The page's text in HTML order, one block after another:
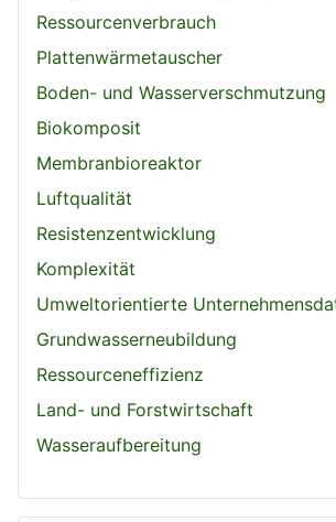
Ressourcenverbrauch
Plattenwärmetauscher
Boden- und Wasserverschmutzung
Biokomposit
Membranbioreaktor
Luftqualität
Resistenzentwicklung
Komplexität
Umweltorientierte
Grundwasserneubildung
Ressourceneffizienz
Land- und Forstwirtschaft
Wasseraufbereitung